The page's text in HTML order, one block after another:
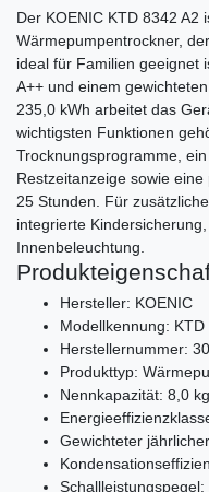
Der KOENIC KTD 8342 A2
Wärmepumpentrockner,
ideal für Familien geeignet
A++ und einem
235,0 kWh arbeitet das
wichtigsten Funktionen
Trocknungsprogramme,
Restzeitanzeige sowie
25 Stunden. Für
integrierte
Innenbeleuchtung.
Hersteller: KOENIC
Modellkennung: KTD
Herstellernummer:
Produkttyp:
Nennkapazität: 8,0 kg
Gewichteter
Schallleistungspegel: